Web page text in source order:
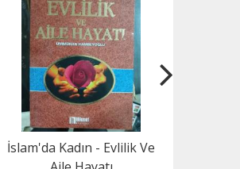
İslam'da Kadın - Evlilik Ve